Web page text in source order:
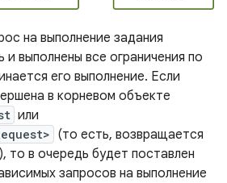
на выполнение задания
и выполнены все ограничения по
его выполнение. Если
в корневом объекте
или
(то есть, возвращается
), то в очередь будет поставлен
запросов на выполнение